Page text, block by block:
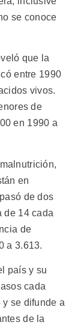
se conoce
que la
entre 1990
vivos.
de
en 1990 a
en
de dos
de 14 cada
de
a 3.613.
país y su
cada
se difunde a
de la